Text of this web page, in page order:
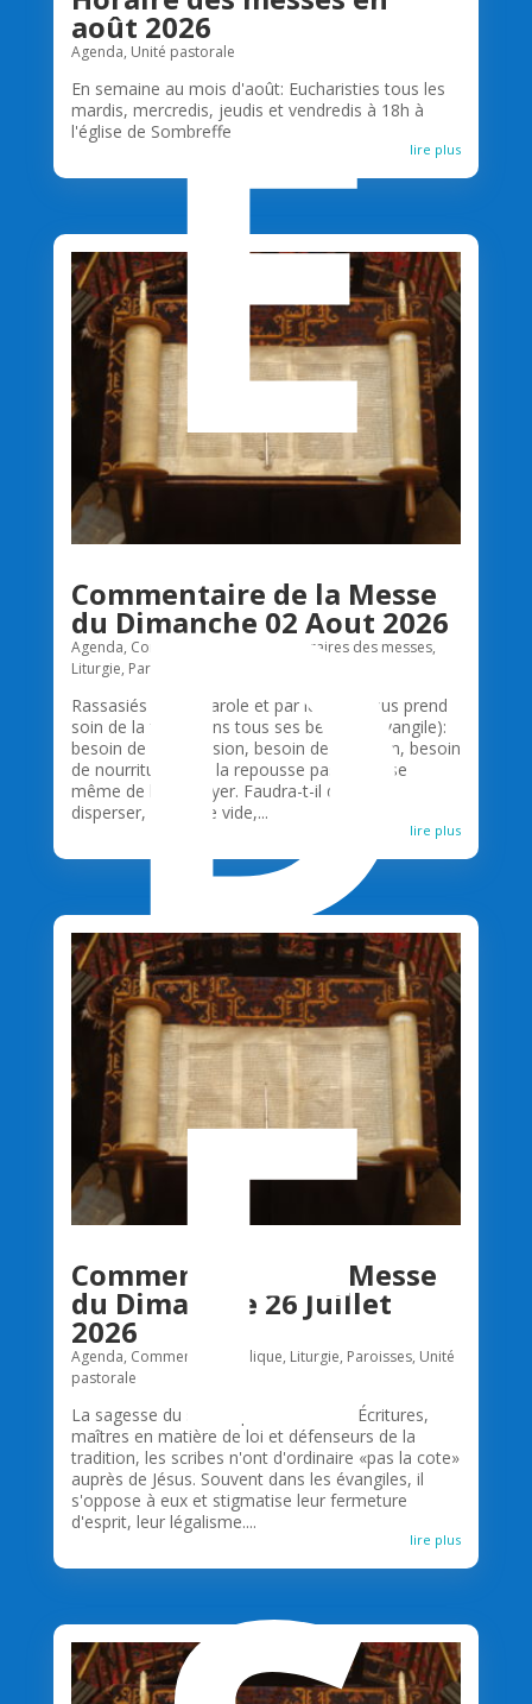
E
D
E
août 2026
Agenda, Unité pastorale
En semaine au mois d'août: Eucharisties tous les
mardis, mercredis, jeudis et vendredis à 18h à
l'église de Sombreffe
lire plus
Commentaire de la Messe
du Dimanche 02 Aout 2026
Agenda, Commentaire biblique Horaires des messes,
Liturgie, Paroisses
Rassasiés par la Parole et par le pain Jésus prend
soin de la foule dans tous ses besoins (évangile):
besoin de compassion, besoin de guérison, besoin
de nourriture. Il ne la repousse pas, il refuse
même de la renvoyer. Faudra-t-il donc se
disperser, le ventre vide,...
lire plus
Commentaire de la Messe
du Dimanche 26 Juillet
2026
Agenda, Commentaire biblique, Liturgie, Paroisses, Unité
pastorale
La sagesse du scribeSpécialistes des Écritures,
maîtres en matière de loi et défenseurs de la
tradition, les scribes n'ont d'ordinaire «pas la cote»
auprès de Jésus. Souvent dans les évangiles, il
s'oppose à eux et stigmatise leur fermeture
d'esprit, leur légalisme....
lire plus